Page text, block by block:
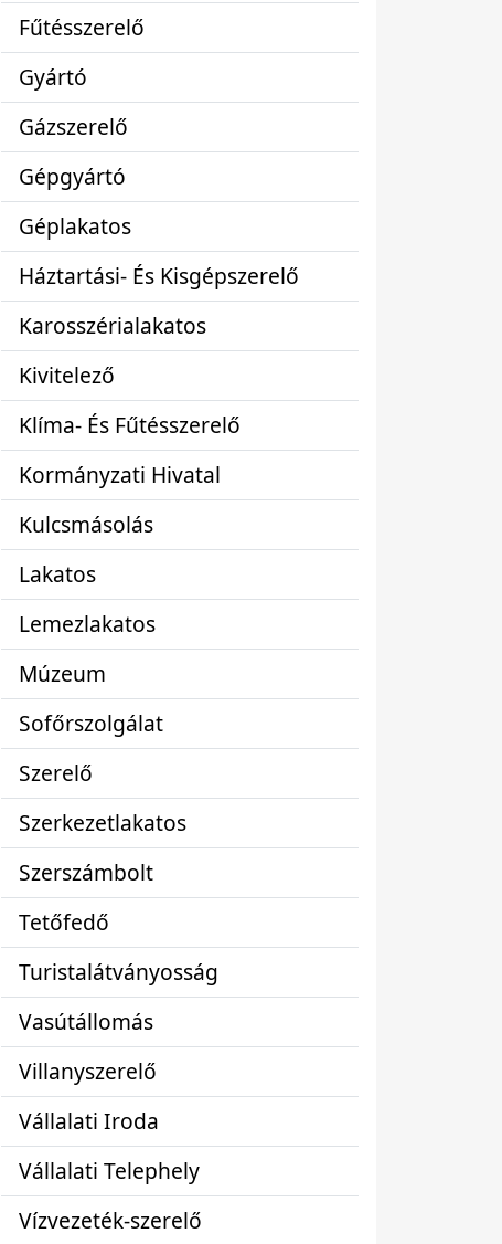
Fűtésszerelő
Gyártó
Gázszerelő
Gépgyártó
Géplakatos
Háztartási- És Kisgépszerelő
Karosszérialakatos
Kivitelező
Klíma- És Fűtésszerelő
Kormányzati Hivatal
Kulcsmásolás
Lakatos
Lemezlakatos
Múzeum
Sofőrszolgálat
Szerelő
Szerkezetlakatos
Szerszámbolt
Tetőfedő
Turistalátványosság
Vasútállomás
Villanyszerelő
Vállalati Iroda
Vállalati Telephely
Vízvezeték-szerelő